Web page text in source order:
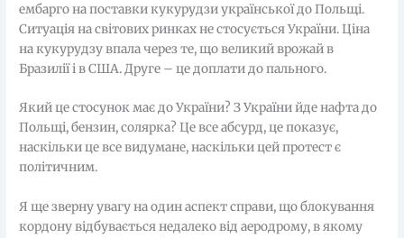
ембарго на поставки кукурудзи української до Польщі.
Ситуація на світових ринках не стосується України. Ціна
на кукурудзу впала через те, що великий врожай в
Бразилії і в США. Друге – це доплати до пального.
Який це стосунок має до України? З України йде нафта до
Польщі, бензин, солярка? Це все абсурд, це показує,
наскільки це все видумане, наскільки цей протест є
політичним.
Я ще зверну увагу на один аспект справи, що блокування
кордону відбувається недалеко від аеродрому, в якому